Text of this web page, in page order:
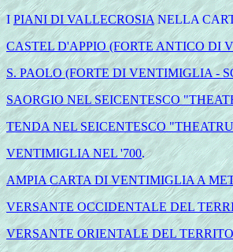
I PIANI DI VALLECROSIA NELLA
CASTEL D'APPIO (FORTE ANTICO DI
S. PAOLO (FORTE DI VENTIMIGLIA -
SAORGIO NEL SEICENTESCO
TENDA NEL SEICENTESCO
VENTIMIGLIA NEL '700.
AMPIA CARTA DI VENTIMIGLIA A
VERSANTE OCCIDENTALE DEL
VERSANTE ORIENTALE DEL